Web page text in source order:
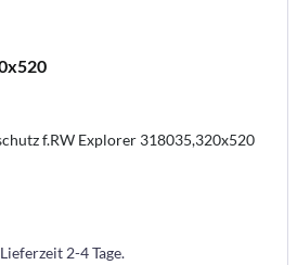
f.RW Explorer 318035,320x520
2-4 Tage.